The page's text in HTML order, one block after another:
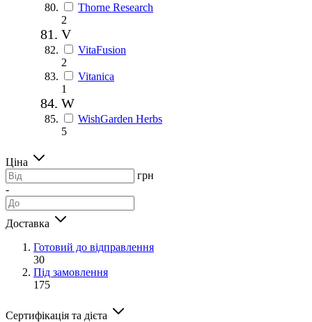
Thorne Research
2
V
VitaFusion
2
Vitanica
1
W
WishGarden Herbs
5
Ціна
грн
-
Доставка
Готовий до відправлення
30
Під замовлення
175
Сертифікація та дієта